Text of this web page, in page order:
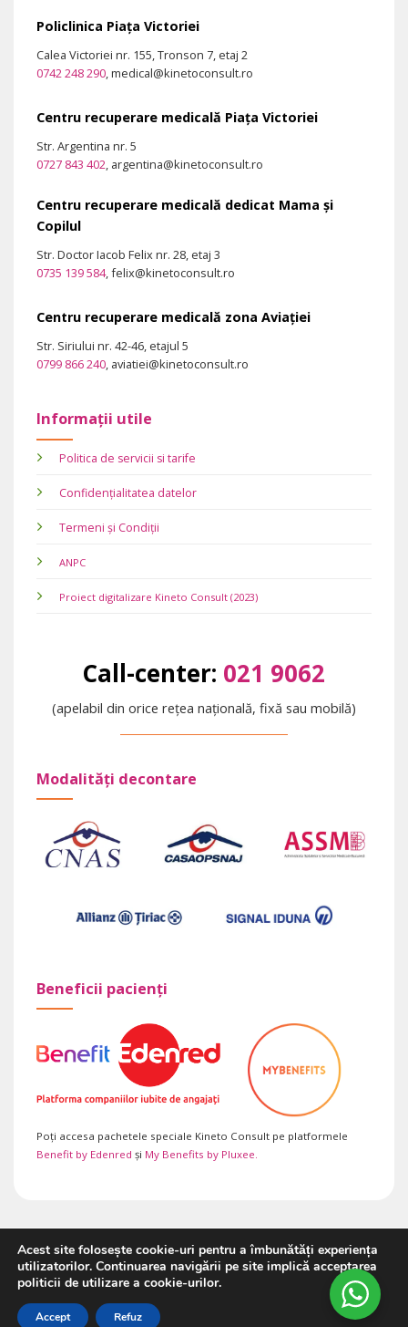
Policlinica Piața Victoriei
Calea Victoriei nr. 155, Tronson 7, etaj 2
0742 248 290, medical@kinetoconsult.ro
Centru recuperare medicală Piața Victoriei
Str. Argentina nr. 5
0727 843 402, argentina@kinetoconsult.ro
Centru recuperare medicală dedicat Mama și
Copilul
Str. Doctor Iacob Felix nr. 28, etaj 3
0735 139 584, felix@kinetoconsult.ro
Centru recuperare medicală zona Aviației
Str. Siriului nr. 42-46, etajul 5
0799 866 240, aviatiei@kinetoconsult.ro
Informații utile
Politica de servicii si tarife
Confidențialitatea datelor
Termeni și Condiții
ANPC
Proiect digitalizare Kineto Consult (2023)
Call-center: 021 9062
(apelabil din orice rețea națională, fixă sau mobilă)
Modalități decontare
Beneficii pacienți
Poți accesa pachetele speciale Kineto Consult pe platformele
Benefit by Edenred și My Benefits by Pluxee.
Copyright 2026 © Kineto Consult SRL
Acest site folosește cookie-uri pentru a îmbunătăți experiența
utilizatorilor. Continuarea navigării pe site implică acceptarea
politicii de utilizare a cookie-urilor.
Accept Refuz